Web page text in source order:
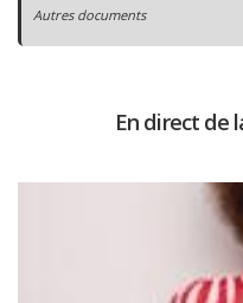
Autres documents
En direct de